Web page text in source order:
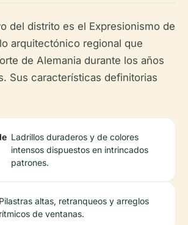
del distrito es el Expresionismo de
arquitectónico regional que
de Alemania durante los años
Sus características definitorias
Ladrillos duraderos y de colores
intensos dispuestos en intrincados
patrones.
Pilastras altas, retranqueos y arreglos
rítmicos de ventanas.